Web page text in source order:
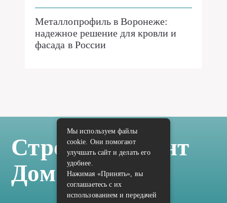
Металлопрофиль в Воронеже:
надежное решение для кровли и
фасада в России
Стройка Ремонт
Дом Отделка
Мы используем файлы
cookie. Они помогают
улучшать сайт и делать его
удобнее.
Нажимая «Принять», вы
соглашаетесь с их
использованием и передачей